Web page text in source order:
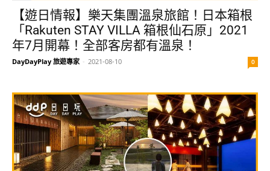
【遊日情報】樂天集團溫泉旅館！日本箱根
「Rakuten STAY VILLA 箱根仙石原」2021
年7月開幕！全部客房都有溫泉！
DayDayPlay 旅遊專家 - 2021-08-10 0